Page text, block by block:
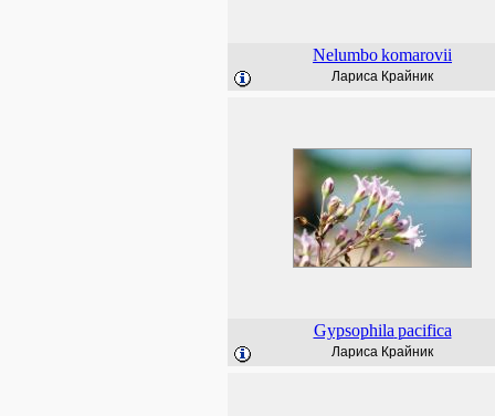
Nelumbokomarovii
Лариса Крайник
Gypsophila pacifica
Лариса Крайник